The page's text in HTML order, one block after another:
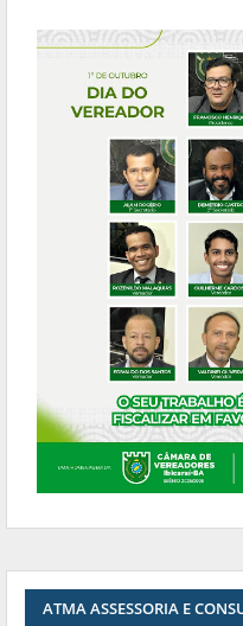
ATMA ASSESSORIA E